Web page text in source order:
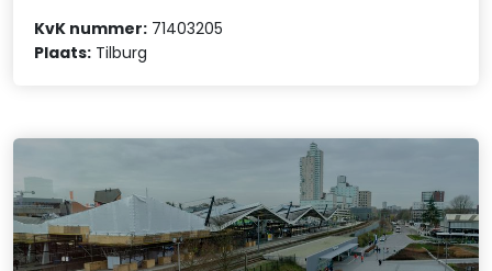
KvK nummer: 71403205
Plaats: Tilburg